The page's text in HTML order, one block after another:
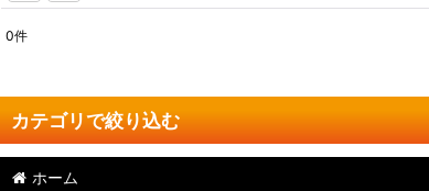
並び順:
0件
カテゴリで絞り込む
よしやす焼肉 (全商品)
ホーム